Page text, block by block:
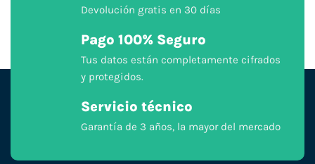
Devolución gratis en 30 días
Pago 100% Seguro
Tus datos están completamente cifrados
y protegidos.
Servicio técnico
Garantía de 3 años, la mayor del mercado